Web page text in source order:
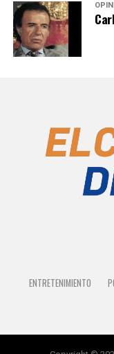
ENTRETENIMIENTO